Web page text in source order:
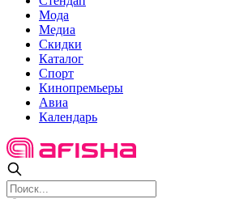
Мода
Медиа
Скидки
Каталог
Спорт
Кинопремьеры
Авиа
Календарь